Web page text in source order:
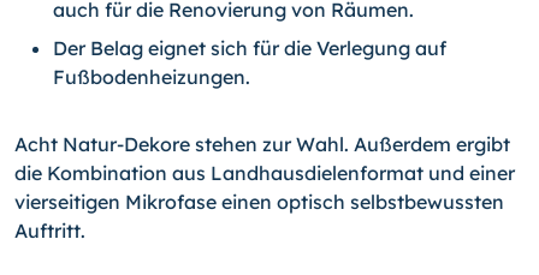
auch für die Renovierung von Räumen.
Der Belag eignet sich für die Verlegung auf
Fußbodenheizungen.
Acht Natur-Dekore stehen zur Wahl. Außerdem ergibt
die Kombination aus Landhausdielenformat und einer
vierseitigen Mikrofase einen optisch selbstbewussten
Auftritt.